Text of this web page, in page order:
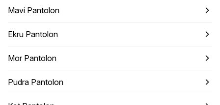
Mavi Pantolon
Ekru Pantolon
Mor Pantolon
Pudra Pantolon